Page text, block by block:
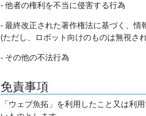
- 他者の権利を不当に侵害する行為
- 最終改正された著作権法に基づく、情
(ただし、ロボット向けのものは無視さ
- その他の不法行為
免責事項
「ウェブ魚拓」を利用したこと又は利